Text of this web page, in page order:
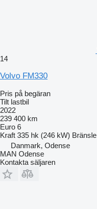
14
Volvo FM330
Pris på begäran
Tilt lastbil
2022
239 400 km
Euro 6
Kraft 335 hk (246 kW) Bränsle
Danmark, Odense
MAN Odense
Kontakta säljaren